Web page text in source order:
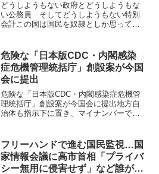
どうしようもない政府とどうしようもな
い公務員 そしてどうしようもない特別
会計この国は国民を奴隷としか思ってい
危険な「日本版CDC・内閣感染
症危機管理統括庁」創設案が今国
会に提出
危険な「日本版CDC・内閣感染症危機管
理統括庁」創設案が今国会に提出地方自
治体も指示下に置き、マイナンバーで国
「内閣感染症危機管理統括庁」の設置が
閣議決定されました...
フリーハンドで進む国民監視…国
家情報会議に高市首相「プライバ
シー無用に侵害せず」など誰が信